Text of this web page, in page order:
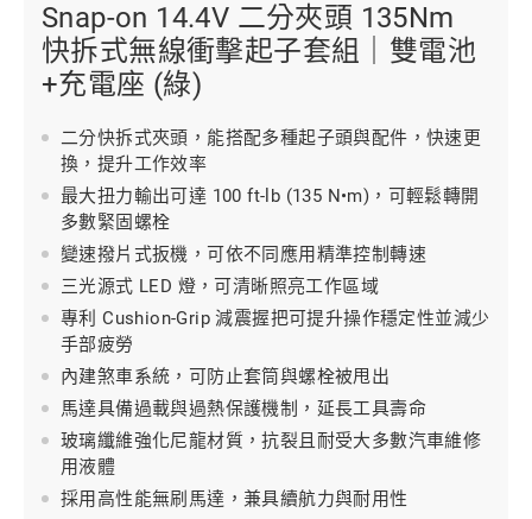
Snap-on 14.4V 二分夾頭 135Nm
快拆式無線衝擊起子套組｜雙電池
+充電座 (綠)
二分快拆式夾頭，能搭配多種起子頭與配件，快速更
換，提升工作效率
最大扭力輸出可達 100 ft-lb (135 N•m)，可輕鬆轉開
多數緊固螺栓
變速撥片式扳機，可依不同應用精準控制轉速
三光源式 LED 燈，可清晰照亮工作區域
專利 Cushion-Grip 減震握把可提升操作穩定性並減少
手部疲勞
內建煞車系統，可防止套筒與螺栓被甩出
馬達具備過載與過熱保護機制，延長工具壽命
玻璃纖維強化尼龍材質，抗裂且耐受大多數汽車維修
用液體
採用高性能無刷馬達，兼具續航力與耐用性